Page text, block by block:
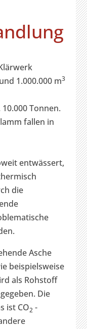
1.000.000 m3
Tonnen.
fallen in
entwässert,
die
Asche
beispielsweise
als Rohstoff
Die
ist CO2 -